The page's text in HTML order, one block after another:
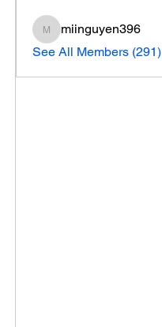
miinguyen396
miinguyen396
See All Members (291)